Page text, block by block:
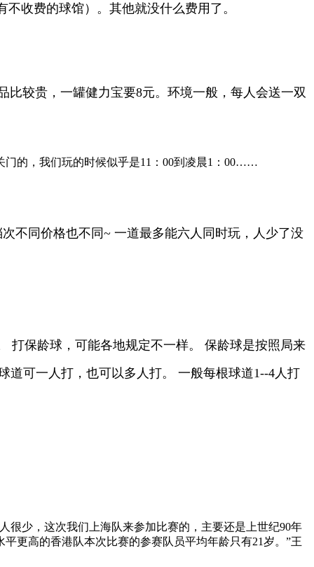
收费的球馆）。其他就没什么费用了。
较贵，一罐健力宝要8元。环境一般，每人会送一双
门的，我们玩的时候似乎是11：00到凌晨1：00……
不同价格也不同~ 一道最多能六人同时玩，人少了没
打保龄球，可能各地规定不一样。 保龄球是按照局来
道可一人打，也可以多人打。 一般每根球道1--4人打
很少，这次我们上海队来参加比赛的，主要还是上世纪90年
更高的香港队本次比赛的参赛队员平均年龄只有21岁。”王